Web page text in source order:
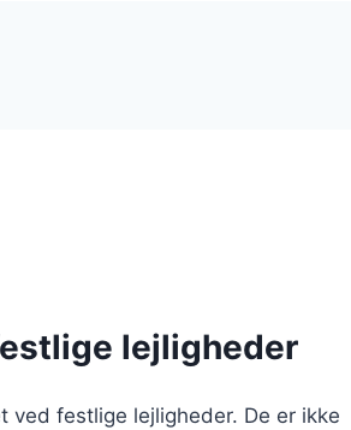
lejligheder
festlige lejligheder. De er ikke